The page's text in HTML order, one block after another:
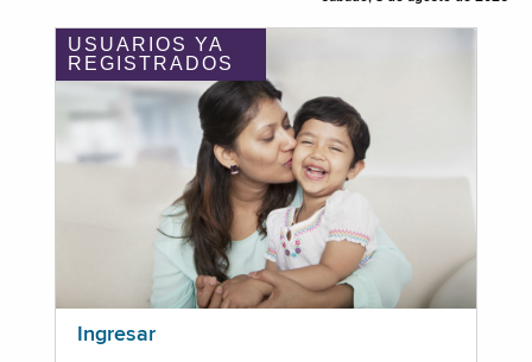
USUARIOS YA
REGISTRADOS
Ingresar